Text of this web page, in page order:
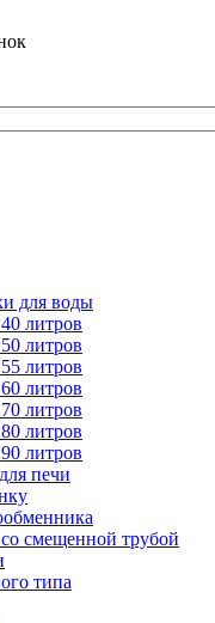
для воды
литров
литров
литров
литров
литров
литров
литров
печи
смещенной трубой
типа